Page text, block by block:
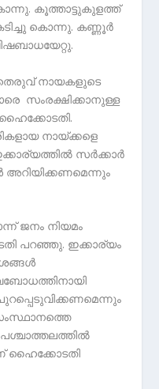
കൂത്താട്ടുകുളത്ത്
കൊന്നു. കണ്ണൂർ
നായകളുടെ
സംരക്ഷിക്കാനുള്ള
നായ്ക്കളെ
ഇക്കാര്യത്തിൽ സർക്കാർ
അറിയിക്കണമെന്നും
ജനം നിയമം
പറഞ്ഞു. ഇക്കാര്യം
ഹൈക്കോടതി